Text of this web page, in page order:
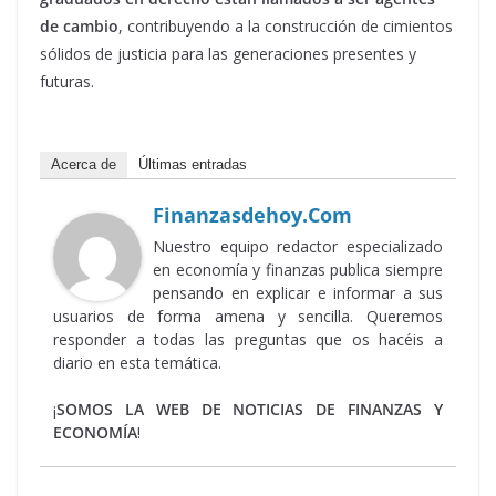
de cambio, contribuyendo a la construcción de cimientos
sólidos de justicia para las generaciones presentes y
futuras.
Acerca de Últimas entradas
Finanzasdehoy.com
Nuestro equipo redactor especializado
en economía y finanzas publica siempre
pensando en explicar e informar a sus
usuarios de forma amena y sencilla. Queremos
responder a todas las preguntas que os hacéis a
diario en esta temática.
¡SOMOS LA WEB DE NOTICIAS DE FINANZAS Y
ECONOMÍA!